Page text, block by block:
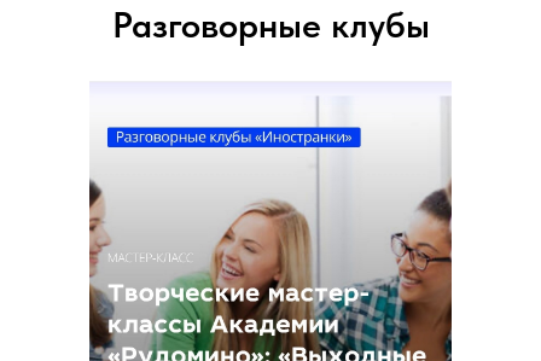
Разговорные клубы